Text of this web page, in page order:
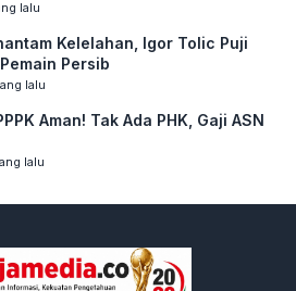
lalu
Kelelahan, Igor Tolic Puji
Persib
lalu
Aman! Tak Ada PHK, Gaji ASN
lalu